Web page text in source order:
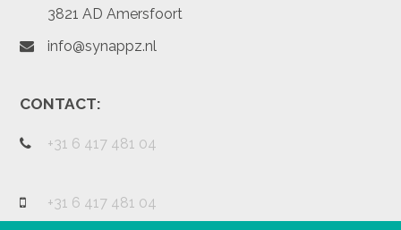
3821 AD Amersfoort
info@synappz.nl
CONTACT:
+31 6 417 481 04
+31 6 417 481 04